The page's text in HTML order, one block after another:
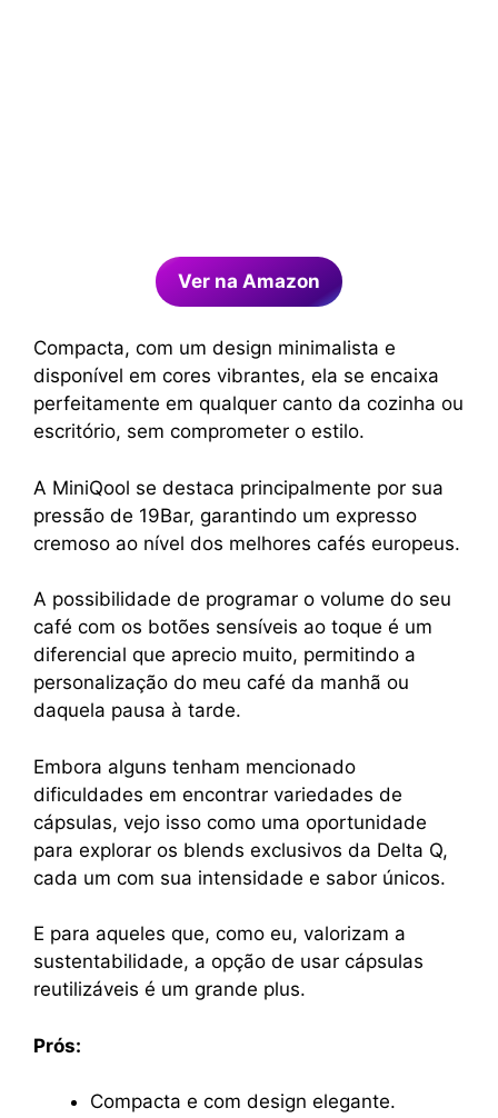
Ver na Amazon
Compacta, com um design minimalista e
disponível em cores vibrantes, ela se encaixa
perfeitamente em qualquer canto da cozinha ou
escritório, sem comprometer o estilo.
A MiniQool se destaca principalmente por sua
pressão de 19Bar, garantindo um expresso
cremoso ao nível dos melhores cafés europeus.
A possibilidade de programar o volume do seu
café com os botões sensíveis ao toque é um
diferencial que aprecio muito, permitindo a
personalização do meu café da manhã ou
daquela pausa à tarde.
Embora alguns tenham mencionado
dificuldades em encontrar variedades de
cápsulas, vejo isso como uma oportunidade
para explorar os blends exclusivos da Delta Q,
cada um com sua intensidade e sabor únicos.
E para aqueles que, como eu, valorizam a
sustentabilidade, a opção de usar cápsulas
reutilizáveis é um grande plus.
Prós:
Compacta e com design elegante.